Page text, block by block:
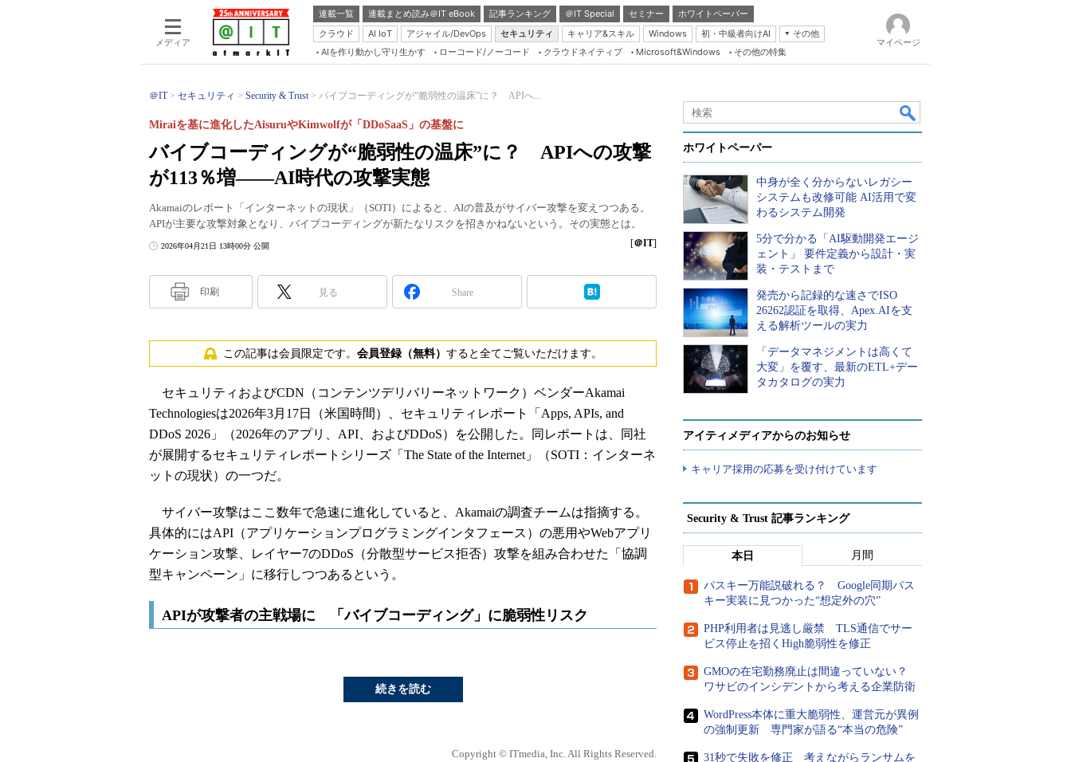
メディア
連載一覧 連載まとめ読み＠IT eBook 記事ランキング ＠IT Special セミナー
ホワイトペーパー
クラウド
AI IoT アジャイル/DevOps セキュリティ キャリア&スキル Windows 初・中級者向けAI
その他
Server & Storage
Java Agile
Database Expert
Linux ＆ OSS
Master of IP Network
Security & Trust
ブログ
AIを作り動かし守り生かす ローコード/ノーコード クラウドネイティブ Microsoft&Windows その他の特集
マイページ
＠IT セキュリティ Security & Trust バイブコーディングが“脆弱性の温床”に？ APIへ...
バイブコーディングが“脆弱性の温床”に？ APIへの攻撃
が113％増――AI時代の攻撃実態
Miraiを基に進化したAisuruやKimwolfが「DDoSaaS」の基盤に
Akamaiのレポート「インターネットの現状」（SOTI）によると、AIの普及がサイバー攻撃を変えつつある。
APIが主要な攻撃対象となり、バイブコーディングが新たなリスクを招きかねないという。その実態とは。
2026年04月21日 13時00分 公開 [＠IT]
印刷 見る Share
この記事は会員限定です。 会員登録（無料） すると全てご覧いただけます。
セキュリティおよびCDN（コンテンツデリバリーネットワーク）ベンダーAkamai
Technologiesは2026年3月17日（米国時間）、セキュリティレポート「Apps, APIs, and
DDoS 2026」（2026年のアプリ、API、およびDDoS）を公開した。同レポートは、同社
が展開するセキュリティレポートシリーズ「The State of the Internet」（SOTI：インターネ
ットの現状）の一つだ。
サイバー攻撃はここ数年で急速に進化していると、Akamaiの調査チームは指摘する。
具体的にはAPI（アプリケーションプログラミングインタフェース）の悪用やWebアプリ
ケーション攻撃、レイヤー7のDDoS（分散型サービス拒否）攻撃を組み合わせた「協調
型キャンペーン」に移行しつつあるという。
APIが攻撃者の主戦場に 「バイブコーディング」に脆弱性リスク
続きを読む
Copyright © ITmedia, Inc. All Rights Reserved.
ホワイトペーパー
中身が全く分からないレガシー
システムも改修可能 AI活用で変
わるシステム開発
5分で分かる「AI駆動開発エージ
ェント」 要件定義から設計・実
装・テストまで
発売から記録的な速さでISO
26262認証を取得、Apex.AIを支
える解析ツールの実力
「データマネジメントは高くて
大変」を覆す、最新のETL+デー
タカタログの実力
アイティメディアからのお知らせ
キャリア採用の応募を受け付けています
Security & Trust 記事ランキング
本日 月間
パスキー万能説破れる？ Google同期パス
キー実装に見つかった“想定外の穴”
PHP利用者は見逃し厳禁 TLS通信でサー
ビス停止を招くHigh脆弱性を修正
GMOの在宅勤務廃止は間違っていない？
ワサビのインシデントから考える企業防衛
WordPress本体に重大脆弱性、運営元が異例
の強制更新 専門家が語る“本当の危険”
31秒で失敗を修正 考えながらランサムを